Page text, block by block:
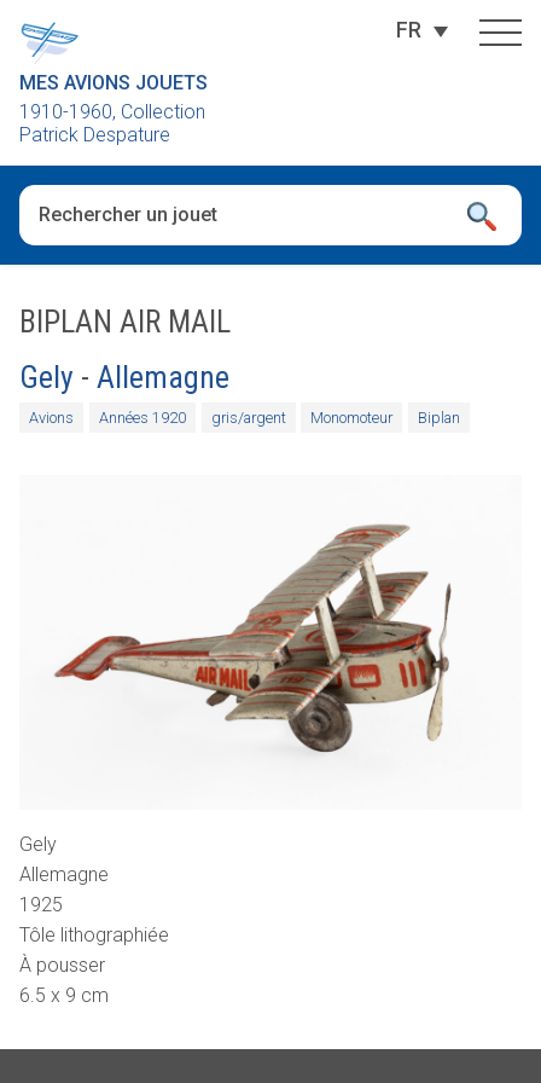
MES AVIONS JOUETS
1910-1960, Collection
Patrick Despature
FR
BIPLAN AIR MAIL
Gely - Allemagne
Avions Années 1920 gris/argent Monomoteur Biplan
Gely
Allemagne
1925
Tôle lithographiée
À pousser
6.5 x 9 cm